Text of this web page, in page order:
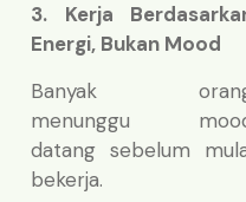
3. Kerja
Energi, Bukan Mood
Banyak
menunggu
datang sebelum
bekerja.